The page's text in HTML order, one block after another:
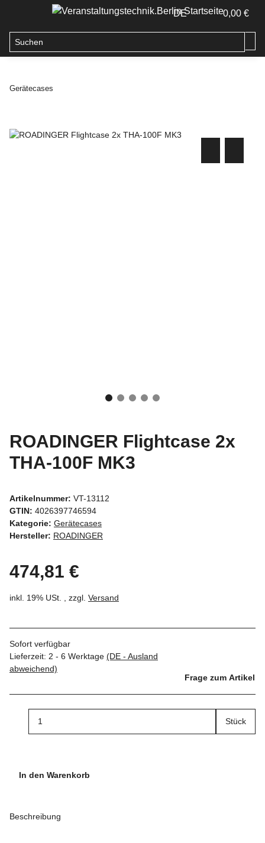
DE 0,00 €
Gerätecases
ROADINGER Flightcase 2x
THA-100F MK3
Artikelnummer: VT-13112
GTIN: 4026397746594
Kategorie: Gerätecases
Hersteller: ROADINGER
474,81 €
inkl. 19% USt. , zzgl. Versand
Sofort verfügbar
Lieferzeit: 2 - 6 Werktage (DE - Ausland
abweichend)
Frage zum Artikel
Stück
In den Warenkorb
Beschreibung